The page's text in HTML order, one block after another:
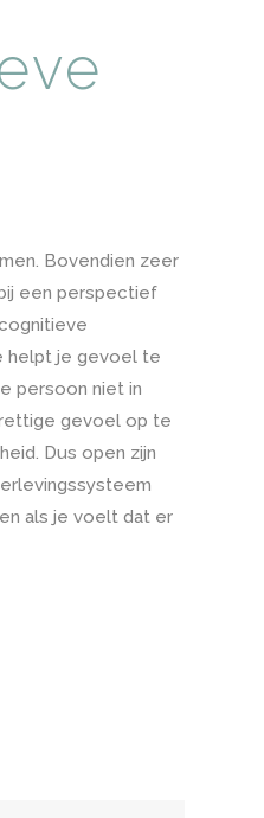
Bovendien zeer
een perspectief
helpt je gevoel te
persoon niet in
gevoel op te
Dus open zijn
als je voelt dat er